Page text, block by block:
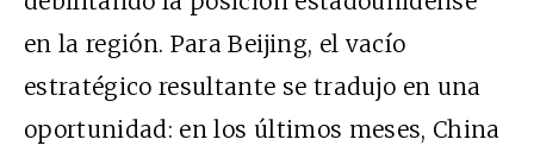
en la región. Para Beijing, el vacío
estratégico resultante se tradujo en una
oportunidad: en los últimos meses, China